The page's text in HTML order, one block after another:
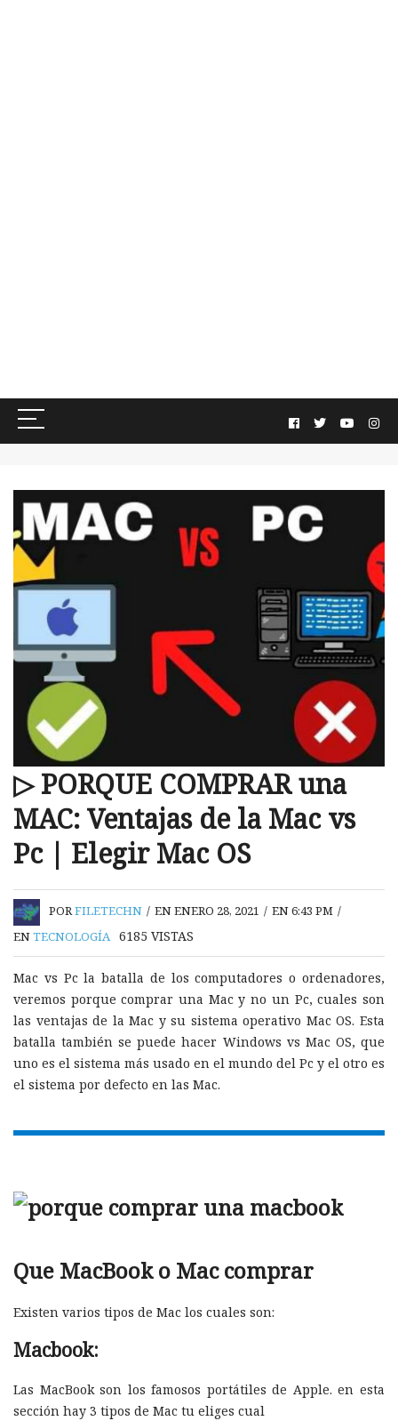
▷ PORQUE COMPRAR una
MAC: Ventajas de la Mac vs
Pc | Elegir Mac OS
PORFILETECHN / EN ENERO 28, 2021 / EN 6:43 PM /
ENTECNOLOGÍA 6185 VISTAS
Mac vs Pc la batalla de los computadores o ordenadores,
veremos porque comprar una Mac y no un Pc, cuales son
las ventajas de la Mac y su sistema operativo Mac OS. Esta
batalla también se puede hacer Windows vs Mac OS, que
uno es el sistema más usado en el mundo del Pc y el otro es
el sistema por defecto en las Mac.
Que MacBook o Mac comprar
Existen varios tipos de Mac los cuales son:
Macbook:
Las MacBook son los famosos portátiles de Apple. en esta
sección hay 3 tipos de Mac tu eliges cual